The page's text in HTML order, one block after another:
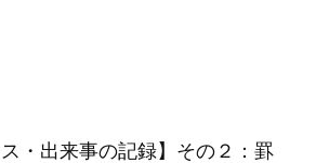
ス・出来事の記録】その２：罫